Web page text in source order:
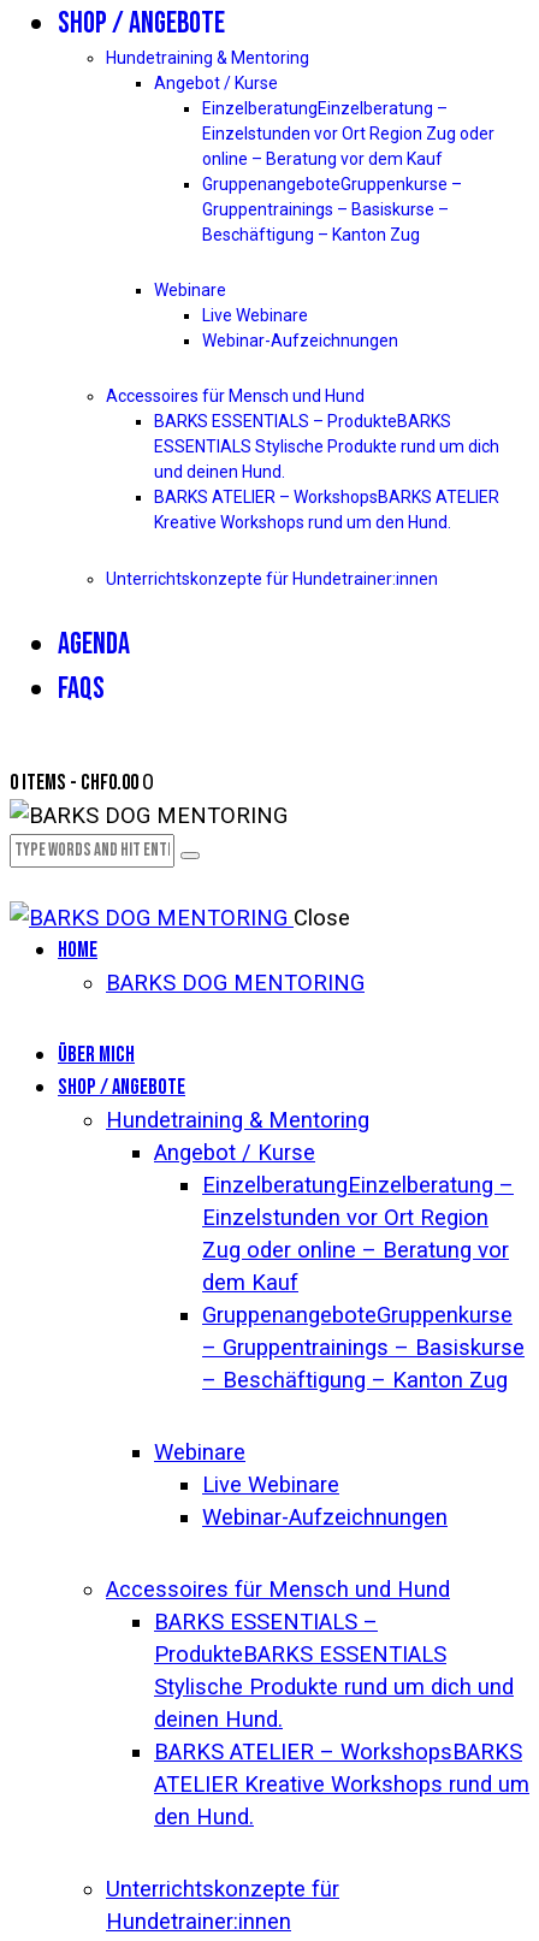
SHOP / ANGEBOTE
Hundetraining & Mentoring
Angebot / Kurse
EinzelberatungEinzelberatung –
Einzelstunden vor Ort Region Zug oder
online – Beratung vor dem Kauf
GruppenangeboteGruppenkurse –
Gruppentrainings – Basiskurse –
Beschäftigung – Kanton Zug
Webinare
Live Webinare
Webinar-Aufzeichnungen
Accessoires für Mensch und Hund
BARKS ESSENTIALS – ProdukteBARKS
ESSENTIALS Stylische Produkte rund um dich
und deinen Hund.
BARKS ATELIER – WorkshopsBARKS ATELIER
Kreative Workshops rund um den Hund.
Unterrichtskonzepte für Hundetrainer:innen
AGENDA
FAQS
0 items - CHF0.000
Close
Home
BARKS DOG MENTORING
Über mich
Shop / Angebote
Hundetraining & Mentoring
Angebot / Kurse
EinzelberatungEinzelberatung –
Einzelstunden vor Ort Region
Zug oder online – Beratung vor
dem Kauf
GruppenangeboteGruppenkurse
– Gruppentrainings – Basiskurse
– Beschäftigung – Kanton Zug
Webinare
Live Webinare
Webinar-Aufzeichnungen
Accessoires für Mensch und Hund
BARKS ESSENTIALS –
ProdukteBARKS ESSENTIALS
Stylische Produkte rund um dich und
deinen Hund.
BARKS ATELIER – WorkshopsBARKS
ATELIER Kreative Workshops rund um
den Hund.
Unterrichtskonzepte für
Hundetrainer:innen